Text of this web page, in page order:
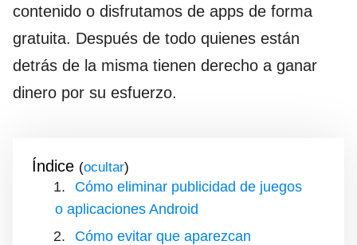
contenido o disfrutamos de apps de forma
gratuita. Después de todo quienes están
detrás de la misma tienen derecho a ganar
dinero por su esfuerzo.
Índice ( )
Cómo eliminar publicidad de juegos
o aplicaciones Android
Cómo evitar que aparezcan